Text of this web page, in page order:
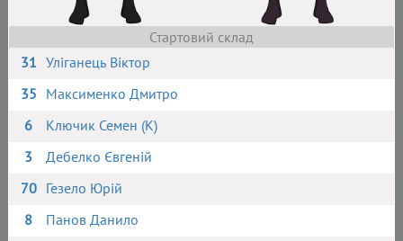
Стартовий склад
31 Уліганець Віктор
35 Максименко Дмитро
6
Ключик Семен (К)
3
Дебелко Євгеній
70 Гезело Юрій
8
Панов Данило